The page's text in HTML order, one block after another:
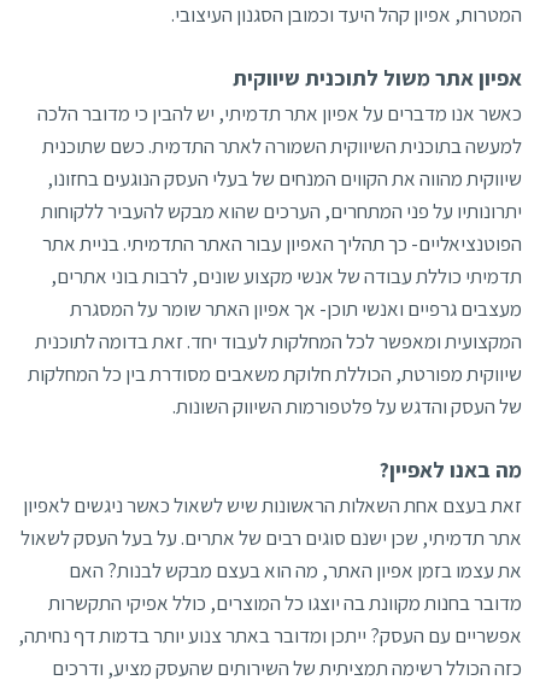
המטרות, אפיון קהל היעד וכמובן הסגנון העיצובי.
אפיון אתר משול לתוכנית שיווקית
כאשר אנו מדברים על אפיון אתר תדמיתי, יש להבין כי מדובר הלכה
למעשה בתוכנית השיווקית השמורה לאתר התדמית. כשם שתוכנית
שיווקית מהווה את הקווים המנחים של בעלי העסק הנוגעים בחזונו,
יתרונותיו על פני המתחרים, הערכים שהוא מבקש להעביר ללקוחות
הפוטנציאליים- כך תהליך האפיון עבור האתר התדמיתי. בניית אתר
תדמיתי כוללת עבודה של אנשי מקצוע שונים, לרבות בוני אתרים,
מעצבים גרפיים ואנשי תוכן- אך אפיון האתר שומר על המסגרת
המקצועית ומאפשר לכל המחלקות לעבוד יחד. זאת בדומה לתוכנית
שיווקית מפורטת, הכוללת חלוקת משאבים מסודרת בין כל המחלקות
של העסק והדגש על פלטפורמות השיווק השונות.
מה באנו לאפיין?
זאת בעצם אחת השאלות הראשונות שיש לשאול כאשר ניגשים לאפיון
אתר תדמיתי, שכן ישנם סוגים רבים של אתרים. על בעל העסק לשאול
את עצמו בזמן אפיון האתר, מה הוא בעצם מבקש לבנות? האם
מדובר בחנות מקוונת בה יוצגו כל המוצרים, כולל אפיקי התקשרות
אפשריים עם העסק? ייתכן ומדובר באתר צנוע יותר בדמות דף נחיתה,
כזה הכולל רשימה תמציתית של השירותים שהעסק מציע, ודרכים